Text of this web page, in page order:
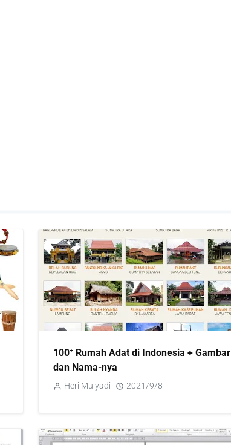
100⁺ Rumah Adat di Indonesia + Gambar
dan Nama-nya
Heri Mulyadi 2021/9/8